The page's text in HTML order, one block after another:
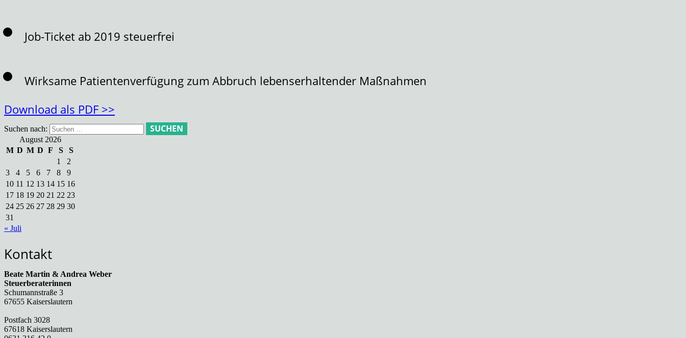
Job-Ticket ab 2019 steuerfrei
Wirksame Patientenverfügung zum Abbruch lebenserhaltender Maßnahmen
Download als PDF >>
Suchen nach:
August 2026
M D M D F S
S
1
2
3
4 5 6 7 8
9
10 11 12 13 14 15 16
17 18 19 20 21 22 23
24 25 26 27 28 29 30
31
« Juli
Kontakt
Beate Martin & Andrea Weber
Steuerberaterinnen
Schumannstraße 3
67655 Kaiserslautern
Postfach 3028
67618 Kaiserslautern